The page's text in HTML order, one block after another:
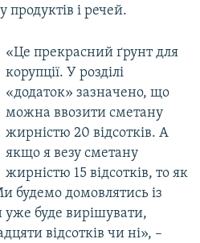
продуктів і речей.
«Це прекрасний ґрунт для
корупції. У розділі
«додаток» зазначено, що
можна ввозити сметану
жирністю 20 відсотків. А
якщо я везу сметану
жирністю 15 відсотків, то як
будемо домовлятись із
буде вирішувати,
відсотків чи ні», –